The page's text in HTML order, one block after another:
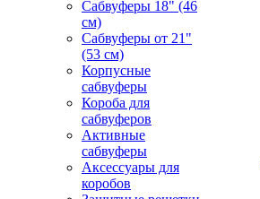
Сабвуферы 18" (46
см)
Сабвуферы от 21"
(53 см)
Корпусные
сабвуферы
Короба для
сабвуферов
Активные
сабвуферы
Аксессуары для
коробов